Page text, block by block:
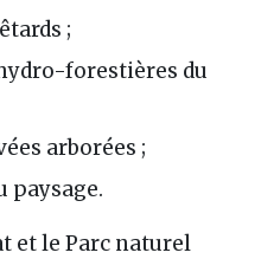
;
forestières du
arborées ;
paysage.
et le Parc naturel